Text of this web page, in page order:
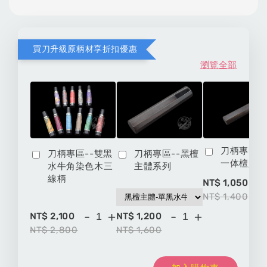
買刀升級原柄材享折扣優惠
瀏覽全部
刀柄專區--雙黑
水牛角染色木三
線柄
NT$ 2,100
NT$ 2,800
- +
刀柄專區--黑檀
主體系列
NT$ 1,200
NT$ 1,600
- +
刀柄專區
一体檀八
NT$ 1,050
NT$ 1,400